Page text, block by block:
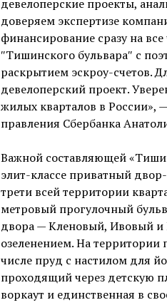
девелоперские проекты,
доверяем экспертизе
финансирование сразу на
″Тишинского бульвара″ с
раскрытием эскроу-счетов.
девелоперский проект.
жилых кварталов в России»,
правления Сбербанка
Важной составляющей
элит-классе приватный
трети всей территории
метровый прогулочный
двора — Кленовый, Ивовый
озеленением. На
числе пруд с настилом для
проходящий через детскую
воркаут и единственная в